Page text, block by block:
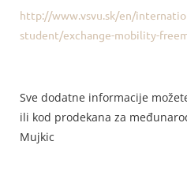
http://www.vsvu.sk/en/
student/exchange-mobility-
Sve dodatne informacije
ili kod prodekana za
Mujkic